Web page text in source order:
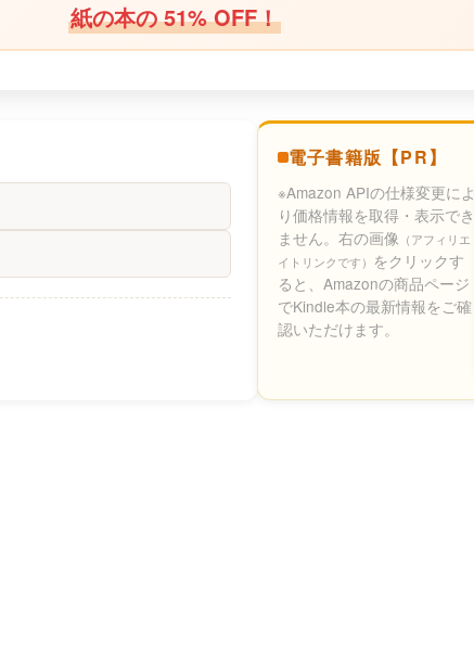
紙の本の 51% OFF！
電子書籍版【PR】
※Amazon APIの仕様変更によ
り価格情報を取得・表示でき
ません。右の画像 （アフィリエ
イトリンクです） をクリックす
ると、Amazonの商品ページ
でKindle本の最新情報をご確
認いただけます。